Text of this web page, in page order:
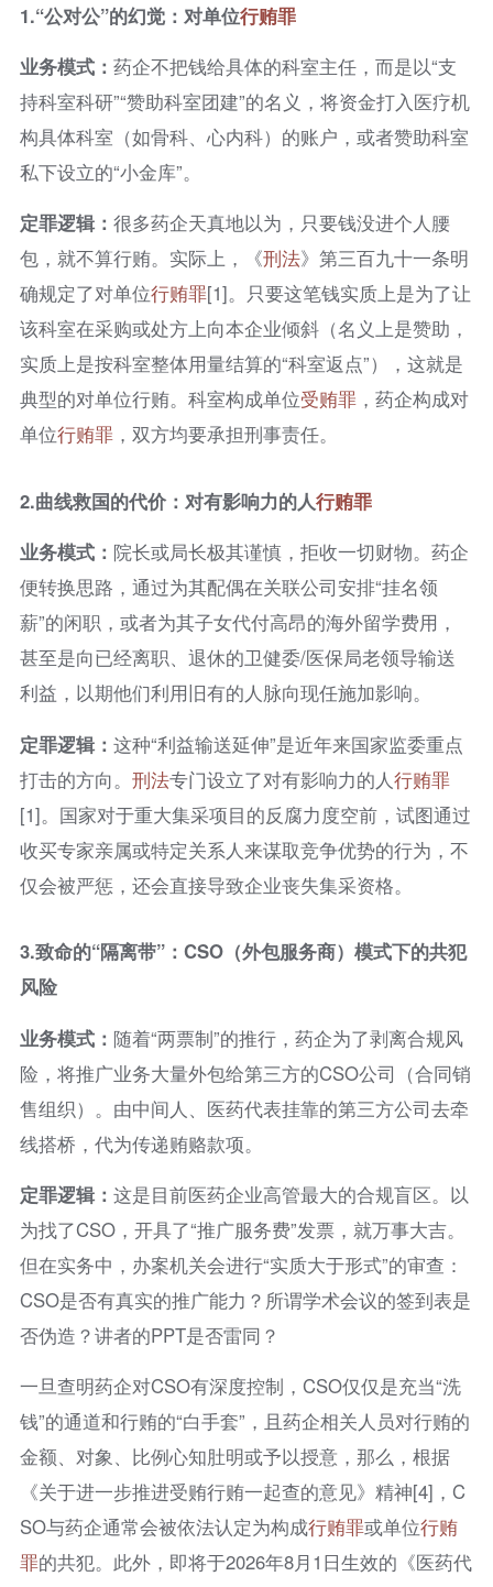
1.“公对公”的幻觉：对单位行贿罪
业务模式： 药企不把钱给具体的科室主任，而是以“支
持科室科研”“赞助科室团建”的名义，将资金打入医疗机
构具体科室（如骨科、心内科）的账户，或者赞助科室
私下设立的“小金库”。
定罪逻辑： 很多药企天真地以为，只要钱没进个人腰
包，就不算行贿。实际上，《刑法》第三百九十一条明
确规定了对单位行贿罪[1]。只要这笔钱实质上是为了让
该科室在采购或处方上向本企业倾斜（名义上是赞助，
实质上是按科室整体用量结算的“科室返点”），这就是
典型的对单位行贿。科室构成单位受贿罪，药企构成对
单位行贿罪，双方均要承担刑事责任。
2.曲线救国的代价：对有影响力的人行贿罪
业务模式： 院长或局长极其谨慎，拒收一切财物。药企
便转换思路，通过为其配偶在关联公司安排“挂名领
薪”的闲职，或者为其子女代付高昂的海外留学费用，
甚至是向已经离职、退休的卫健委/医保局老领导输送
利益，以期他们利用旧有的人脉向现任施加影响。
定罪逻辑： 这种“利益输送延伸”是近年来国家监委重点
打击的方向。 刑法专门设立了对有影响力的人行贿罪
[1]。国家对于重大集采项目的反腐力度空前，试图通过
收买专家亲属或特定关系人来谋取竞争优势的行为，不
仅会被严惩，还会直接导致企业丧失集采资格。
3.致命的“隔离带”：CSO（外包服务商）模式下的共犯
风险
业务模式： 随着“两票制”的推行，药企为了剥离合规风
险，将推广业务大量外包给第三方的CSO公司（合同销
售组织）。由中间人、医药代表挂靠的第三方公司去牵
线搭桥，代为传递贿赂款项。
定罪逻辑： 这是目前医药企业高管最大的合规盲区。以
为找了CSO，开具了“推广服务费”发票，就万事大吉。
但在实务中，办案机关会进行“实质大于形式”的审查：
CSO是否有真实的推广能力？所谓学术会议的签到表是
否伪造？讲者的PPT是否雷同？
一旦查明药企对CSO有深度控制，CSO仅仅是充当“洗
钱”的通道和行贿的“白手套”，且药企相关人员对行贿的
金额、对象、比例心知肚明或予以授意，那么，根据
《关于进一步推进受贿行贿一起查的意见》精神[4]，C
SO与药企通常会被依法认定为构成行贿罪或单位行贿
罪的共犯。此外，即将于2026年8月1日生效的《医药代